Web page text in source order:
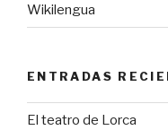
Wikilengua
ENTRADAS
El teatro de Lorca